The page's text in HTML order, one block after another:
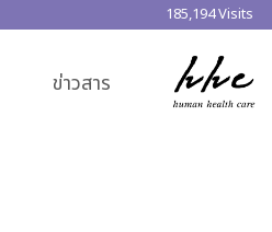
185,194 Visits
ข่าวสาร